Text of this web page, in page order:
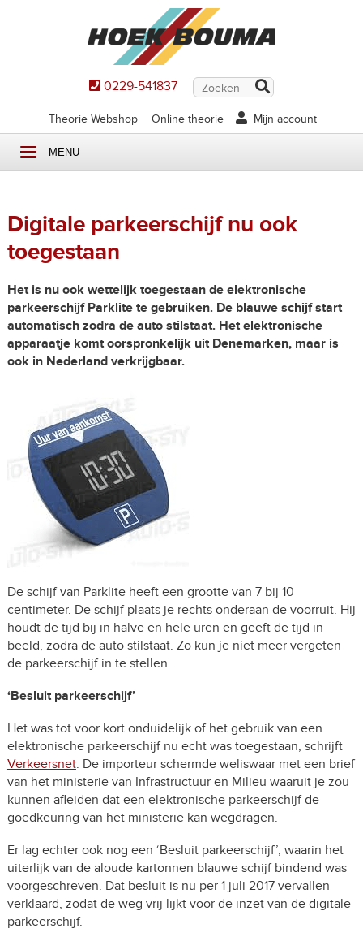
0229-541837
Theorie Webshop Online theorie Mijn account
MENU
Digitale parkeerschijf nu ook
toegestaan
Het is nu ook wettelijk toegestaan de elektronische
parkeerschijf Parklite te gebruiken. De blauwe schijf start
automatisch zodra de auto stilstaat. Het elektronische
apparaatje komt oorspronkelijk uit Denemarken, maar is
ook in Nederland verkrijgbaar.
De schijf van Parklite heeft een grootte van 7 bij 10
centimeter. De schijf plaats je rechts onderaan de voorruit. Hij
houdt de tijd bij in halve en hele uren en geeft de tijd in
beeld, zodra de auto stilstaat. Zo kun je niet meer vergeten
de parkeerschijf in te stellen.
‘Besluit parkeerschijf’
Het was tot voor kort onduidelijk of het gebruik van een
elektronische parkeerschijf nu echt was toegestaan, schrijft
Verkeersnet. De importeur schermde weliswaar met een brief
van het ministerie van Infrastructuur en Milieu waaruit je zou
kunnen afleiden dat een elektronische parkeerschijf de
goedkeuring van het ministerie kan wegdragen.
Er lag echter ook nog een ‘Besluit parkeerschijf’, waarin het
uiterlijk van de aloude kartonnen blauwe schijf bindend was
voorgeschreven. Dat besluit is nu per 1 juli 2017 vervallen
verklaard, zodat de weg vrij lijkt voor de inzet van de digitale
parkeerschijf.